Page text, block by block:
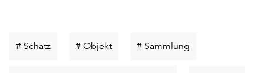
# SchatzSchlüsselwort
# ObjektSchlüsselwort
# Sammlung